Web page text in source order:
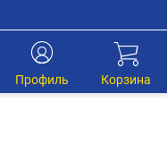
Корзина
Профиль